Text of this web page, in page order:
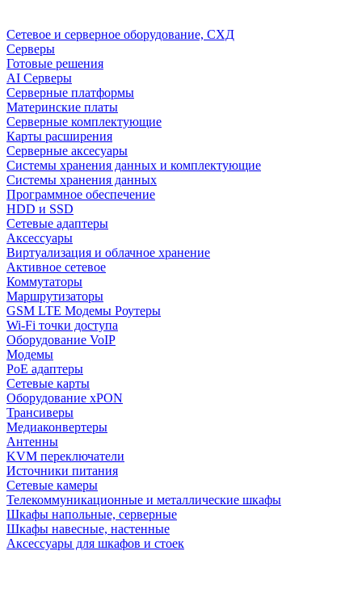
Сетевое и серверное оборудование, СХД
Cерверы
Готовые решения
AI Серверы
Серверные платформы
Материнские платы
Серверные комплектующие
Карты расширения
Серверные аксесуары
Системы хранения данных и комплектующие
Системы хранения данных
Программное обеспечение
HDD и SSD
Сетевые адаптеры
Аксессуары
Виртуализация и облачное хранение
Активное сетевое
Коммутаторы
Маршрутизаторы
GSM LTE Модемы Роутеры
Wi-Fi точки доступа
Оборудование VoIP
Модемы
PoE адаптеры
Сетевые карты
Оборудование xPON
Трансиверы
Медиаконвертеры
Антенны
KVM переключатели
Источники питания
Сетевые камеры
Телекоммуникационные и металлические шкафы
Шкафы напольные, серверные
Шкафы навесные, настенные
Аксессуары для шкафов и стоек